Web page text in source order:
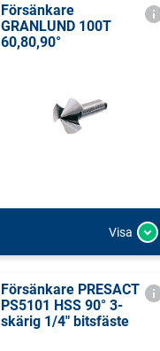
Försänkare
GRANLUND 100T
60,80,90°
Visa
Försänkare PRESACT
PS5101 HSS 90° 3-
skärig 1/4" bitsfäste